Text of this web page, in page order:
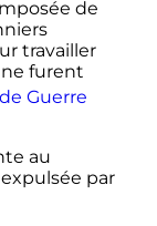
de
travailler
furent
Guerre
au
par